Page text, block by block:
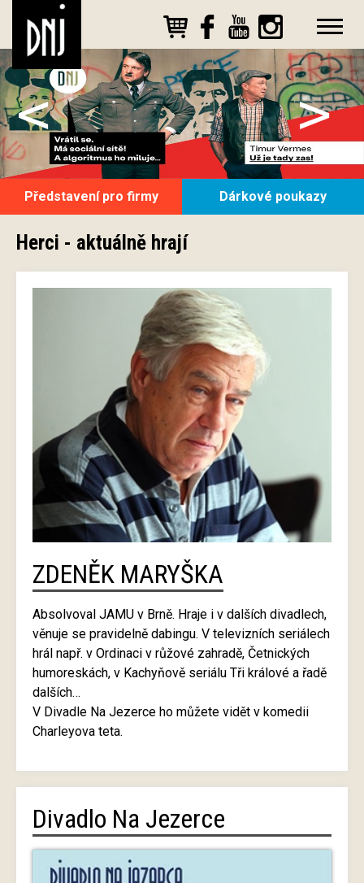
< >
Představení pro firmy Dárkové poukazy
Herci - aktuálně hrají
ZDENĚK MARYŠKA
Absolvoval JAMU v Brně. Hraje i v dalších divadlech,
věnuje se pravidelně dabingu. V televizních seriálech
hrál např. v Ordinaci v růžové zahradě, Četnických
humoreskách, v Kachyňově seriálu Tři králové a řadě
dalších…
V Divadle Na Jezerce ho můžete vidět v komedii
Charleyova teta.
Divadlo Na Jezerce